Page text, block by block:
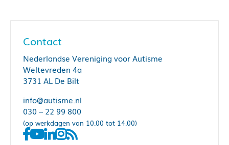
Contact
Nederlandse Vereniging voor Autisme
Weltevreden 4a
3731 AL De Bilt
info@autisme.nl
030 – 22 99 800
(op werkdagen van 10.00 tot 14.00)